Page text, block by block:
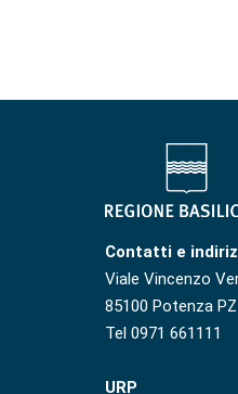
Contatti e
Viale Vincenzo
85100 Potenza PZ
Tel 0971 661111
URP